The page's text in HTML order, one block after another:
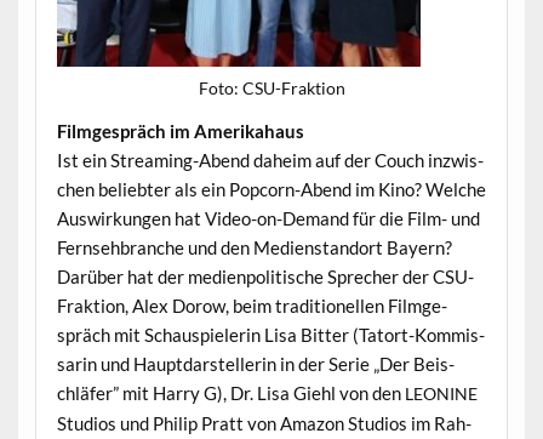
Foto: CSU-Frak­tion
Filmge­spräch im Amerikahaus
Ist ein Stream­ing-Abend daheim auf der Couch inzwis­
chen beliebter als ein Pop­corn-Abend im Kino? Welche
Auswirkun­gen hat Video-on-Demand für die Film- und
Fernse­hbranche und den Medi­en­stan­dort Bay­ern?
Darüber hat der medi­en­poli­tis­che Sprech­er der CSU-
Frak­tion, Alex Dorow, beim tra­di­tionellen Filmge­
spräch mit Schaus­pielerin Lisa Bit­ter (Tatort-Kom­mis­
sarin und Haupt­darstel­lerin in der Serie „Der Beis­
chläfer” mit Har­ry G), Dr. Lisa Giehl von den LEONINE
Stu­dios und Philip Pratt von Ama­zon Stu­dios im Rah­